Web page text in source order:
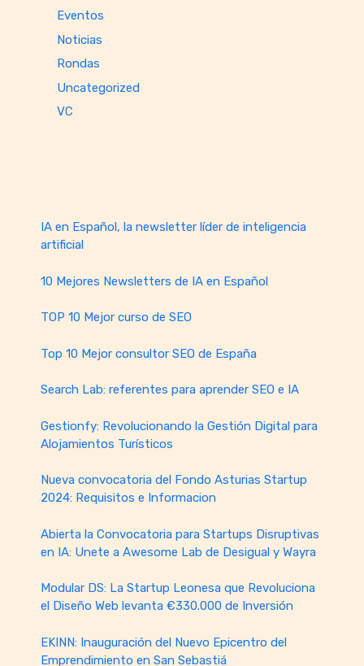
Eventos
Noticias
Rondas
Uncategorized
VC
IA en Español, la newsletter líder de inteligencia
artificial
10 Mejores Newsletters de IA en Español
TOP 10 Mejor curso de SEO
Top 10 Mejor consultor SEO de España
Search Lab: referentes para aprender SEO e IA
Gestionfy: Revolucionando la Gestión Digital para
Alojamientos Turísticos
Nueva convocatoria del Fondo Asturias Startup
2024: Requisitos e Informacion
Abierta la Convocatoria para Startups Disruptivas
en IA: Unete a Awesome Lab de Desigual y Wayra
Modular DS: La Startup Leonesa que Revoluciona
el Diseño Web levanta €330.000 de Inversión
EKINN: Inauguración del Nuevo Epicentro del
Emprendimiento en San Sebastiá